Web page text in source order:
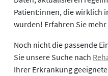
Patient:innen, die wirklich
wurden! Erfahren Sie
Noch nicht die passende
Sie unsere Suche nach
Ihrer Erkrankung